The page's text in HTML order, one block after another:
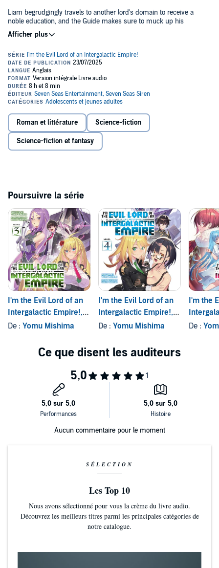
Liam begrudgingly travels to another lord's domain to receive a
noble education, and the Guide makes sure to muck up his
reputation. When Liam attempts to bribe the reigning lord in
exchange for a cushy life on the planet, he's deemed destitute and
for his "incentives", Liam decides that other nobles who got the
same treatment must be just as wicked as he is! Will his pretty boy
roommates, Kurt, and the gorgeous yet surprisingly friendly girl, Eila,
become his new evil besties?
©2020 Yomu Mishima (P)2020 Yomu Mishima
Roman et littérature Science-fiction
Science-fiction et fantasy
Poursuivre la série
I'm the Evil Lord of an
Intergalactic Empire!,
Vol. 3
De : Yomu Mishima
I'm the Evil Lord of an
Intergalactic Empire!,
Vol. 4
De : Yomu Mishima
I'm the
Vol. 5
De :
Aucun commentaire pour le moment
SÉLECTION
Les Top 10
Nous avons sélectionné pour vous la crème du livre audio.
Découvrez les meilleurs titres parmi les principales catégories de
notre catalogue.